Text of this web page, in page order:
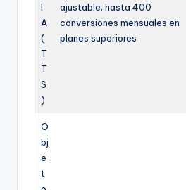
I
A
(
T
T
S
)
ajustable; hasta 400
conversiones mensuales en
planes superiores
O
bj
e
t